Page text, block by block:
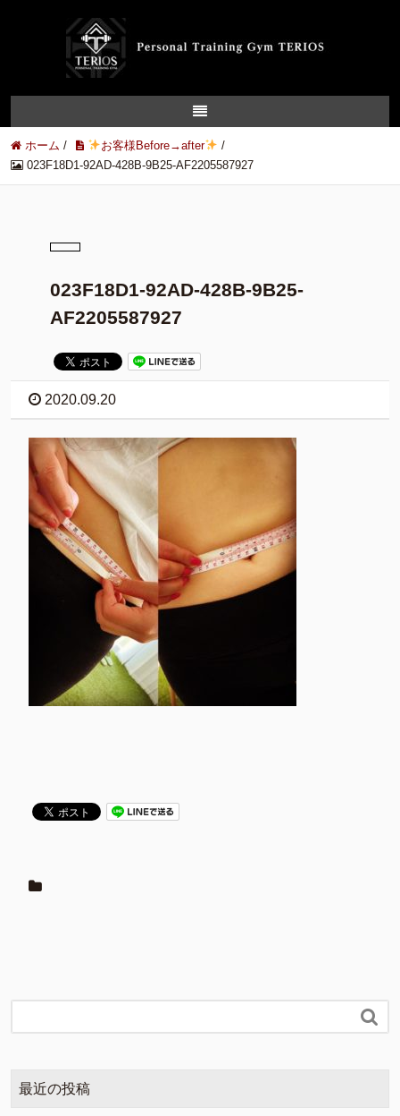
ホーム / お客様Before→after
/
023F18D1-92AD-428B-9B25-AF2205587927
023F18D1-92AD-428B-9B25-
AF2205587927
2020.09.20

最近の投稿